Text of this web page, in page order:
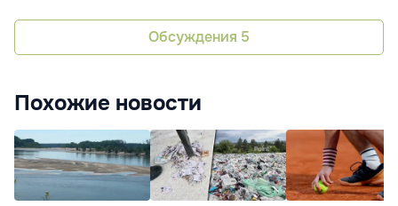
Обсуждения 5
Похожие новости